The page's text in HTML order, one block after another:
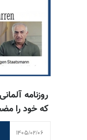
روزنامه
که خود را
1405/02/06